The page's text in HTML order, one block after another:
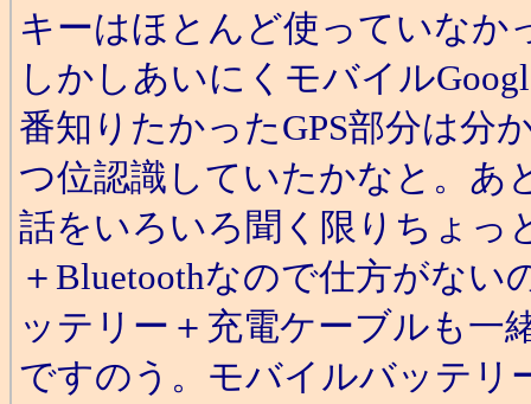
キーはほとんど使っていなか
しかしあいにくモバイル
番知りたかったGPS部分は分
つ位認識していたかなと。あ
話をいろいろ聞く限りちょっ
＋Bluetoothなので仕方がな
ッテリー＋充電ケーブルも一
ですのう。モバイルバッテリ